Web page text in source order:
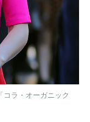
コラ・オーガニック